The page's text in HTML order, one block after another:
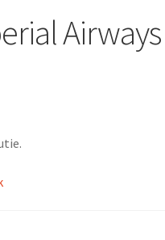
Airways